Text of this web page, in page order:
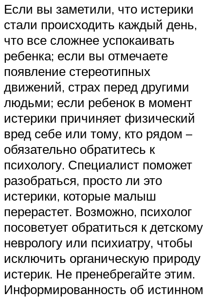
Если вы заметили, что истерики
стали происходить каждый день,
что все сложнее успокаивать
ребенка; если вы отмечаете
появление стереотипных
движений, страх перед другими
людьми; если ребенок в момент
истерики причиняет физический
вред себе или тому, кто рядом –
обязательно обратитесь к
психологу. Специалист поможет
разобраться, просто ли это
истерики, которые малыш
перерастет. Возможно, психолог
посоветует обратиться к детскому
неврологу или психиатру, чтобы
исключить органическую природу
истерик. Не пренебрегайте этим.
Информированность об истинном